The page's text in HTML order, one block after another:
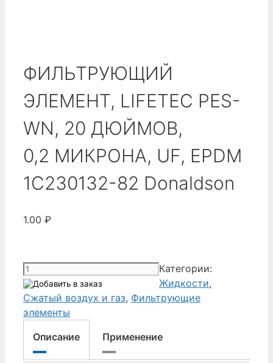
ФИЛЬТРУЮЩИЙ
ЭЛЕМЕНТ, LIFETEC PES-
WN, 20 ДЮЙМОВ,
0,2 МИКРОНА, UF, EPDM
1C230132-82 Donaldson
1.00 ₽
Количество
товара
ФИЛЬТРУЮЩИЙ
ЭЛЕМЕНТ,
PES-
WN,
Категории:
Жидкости,
Сжатый воздух и газ, Фильтрующие
элементы
Описание
Применение